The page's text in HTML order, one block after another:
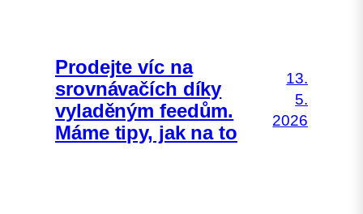
Prodejte víc na
srovnávačích díky
vyladěným feedům.
Máme tipy, jak na to
13.
5.
2026